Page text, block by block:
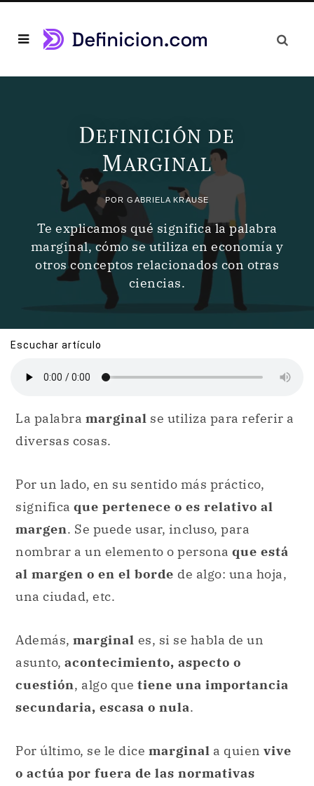
DEFINICIÓN DE
MARGINAL
PORGABRIELA KRAUSE
Te explicamos qué significa la palabra
marginal, cómo se utiliza en economía y
otros conceptos relacionados con otras
ciencias.
Escuchar artículo
La palabra marginal se utiliza para referir a
diversas cosas.
Por un lado, en su sentido más práctico,
significa que pertenece o es relativo al
margen. Se puede usar, incluso, para
nombrar a un elemento o persona que está
al margen o en el borde de algo: una hoja,
una ciudad, etc.
Además, marginal es, si se habla de un
asunto, acontecimiento, aspecto o
cuestión, algo que tiene una importancia
secundaria, escasa o nula.
Por último, se le dice marginal a quien vive
o actúa por fuera de las normativas